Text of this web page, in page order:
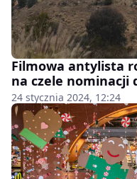
Filmowa antylista
na czele nominacji
24 stycznia 2024, 12:24